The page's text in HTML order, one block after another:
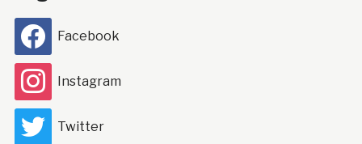
Facebook
Instagram
Twitter